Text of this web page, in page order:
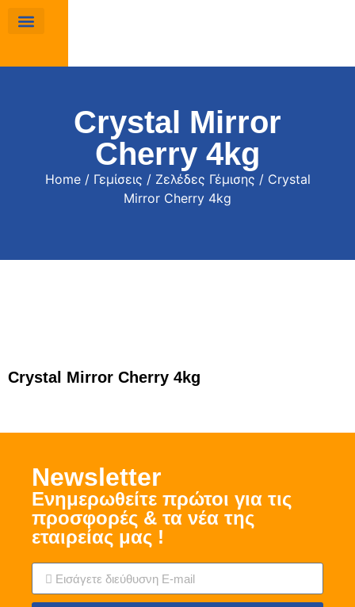
Crystal Mirror
Cherry 4kg
Home/ Γεμίσεις / Ζελέδες Γέμισης / Crystal
Mirror Cherry 4kg
Crystal Mirror Cherry 4kg
Νewsletter
Ενημερωθείτε πρώτοι για τις
προσφορές & τα νέα της
εταιρείας μας !